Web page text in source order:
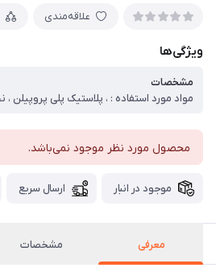
علاقه‌مندی
ویژگی‌ها
مشخصات
محصول مورد نظر موجود نمی‌باشد.
موجود در انبار ارسال سریع
معرفی مشخصات